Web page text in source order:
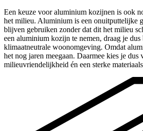
Een keuze voor aluminium kozijnen is ook
het milieu. Aluminium is een onuitputtelijke
blijven gebruiken zonder dat dit het milieu
een aluminium kozijn te nemen, draag je dus
klimaatneutrale woonomgeving. Omdat
het nog jaren meegaan. Daarmee kies je dus
milieuvriendelijkheid én een sterke